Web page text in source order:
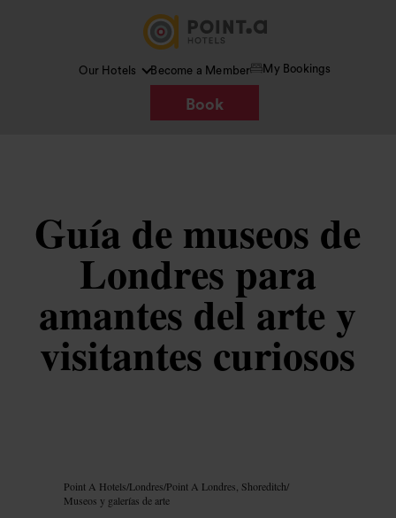
Our Hotels Become a Member My Bookings
Book
Guía de museos de
Londres para
amantes del arte y
visitantes curiosos
Point A Hotels/Londres/Point A Londres, Shoreditch/
Museos y galerías de arte